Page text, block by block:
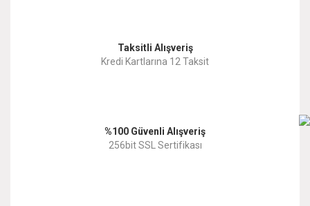
Ürün resmi kalitesiz, bozuk veya görüntülenemiyor.
Ürün fiyatı diğer sitelerden daha pahalı.
Taksitli Alışveriş
Kredi Kartlarına 12 Taksit
%100 Güvenli Alışveriş
256bit SSL Sertifikası